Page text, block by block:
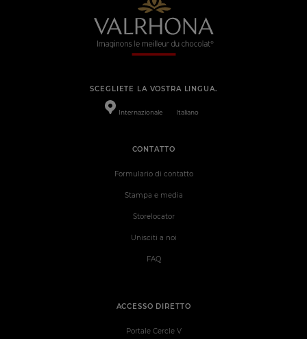
SCEGLIETE LA VOSTRA LINGUA.
Internazionale Italiano
ACCESSO DIRETTO
Portale Cercle V
CONTATTO
Formulario di contatto
Stampa e media
Storelocator
Unisciti a noi
FAQ